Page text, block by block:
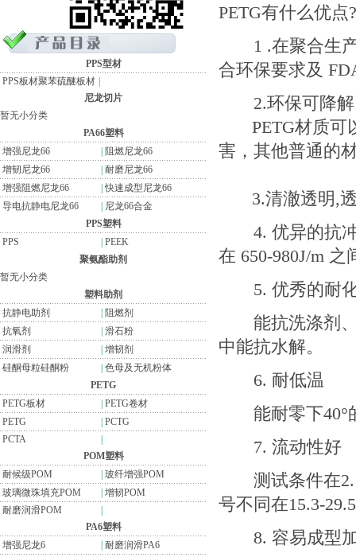
PPS型材
PPS板材聚苯硫醚板材
尼龙切片
暂无小分类
PA66塑料
增强尼龙66
阻燃尼龙66
增韧尼龙66
耐磨尼龙66
增强阻燃尼龙66
快速成型尼龙66
导电抗静电尼龙66
尼龙66合金
PPS塑料
PPS
PEEK
聚氨酯助剂
暂无小分类
塑料助剂
抗静电助剂
阻燃剂
抗氧剂
滑石粉
润滑剂
增韧剂
硅酮母粒硅酮粉
色母及无机粉体
PETG
PETG板材
PETG卷材
PETG
PCTG
PCTA
POM塑料
耐候级POM
玻纤增强POM
玻璃微珠填充POM
增韧POM
耐磨润滑POM
PA6塑料
增强尼龙6
耐磨润滑PA6
PETG有什么优点
1 .在聚合生产
合环保要求及
2.环保可降解
PETG材质可以
害，其他普通的
3.清澈透明,透
4. 优异的抗冲
在 650-980J/m
5. 优秀的耐化
能抗洗涤剂、
中能抗水解。
6. 耐低温
能耐零下40°
7. 流动性好
测试条件在
号不同在15.3-
8. 容易成型